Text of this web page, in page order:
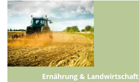
Ernährung & Landwirtschaft